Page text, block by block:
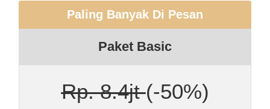
Paling Banyak Di Pesan
Paket Basic
Rp. 8.4jt(-50%)